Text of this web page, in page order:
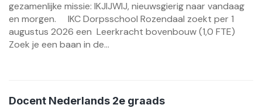
gezamenlijke missie: IKJIJWIJ, nieuwsgierig naar vandaag
en morgen. IKC Dorpsschool Rozendaal zoekt per 1
augustus 2026 een Leerkracht bovenbouw (1,0 FTE)
Zoek je een baan in de...
Docent Nederlands 2e graads